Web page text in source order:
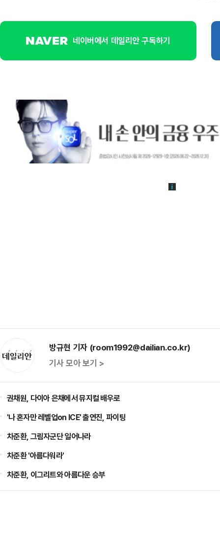
네이버에서 데일리안 구독하기
방규현 기자 (room1992@dailian.co.kr)
기사 모아 보기 >
권채원, 다이아 은채에서 뮤지컬 배우로
'나 혼자만 레벨업on ICE' 출연진, 파이팅
차준환, 그림자군단 일어나라
차준환 '아름다워라'
차준환, 이그리트와 아름다운 승부